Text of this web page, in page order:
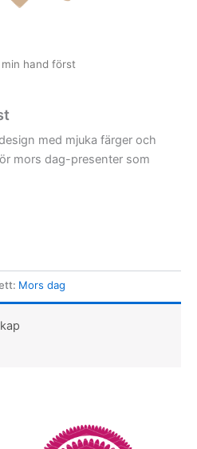
hand först
med mjuka färger och
mors dag-presenter som
Mors dag